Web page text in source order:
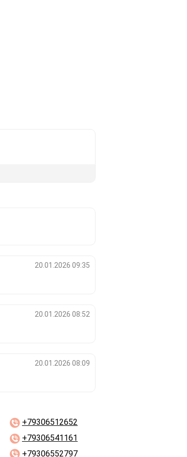
20.01.2026 09:35
20.01.2026 08:52
20.01.2026 08:09
+79306512652
+79306541161
+79306552797